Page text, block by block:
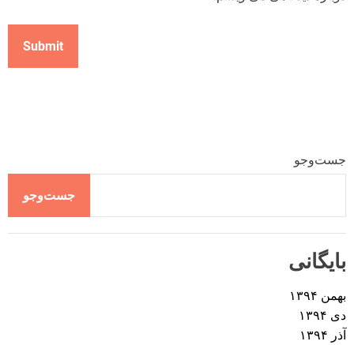
جست‌وجو
جست‌وجو
بایگانی
بهمن ۱۳۹۴
دی ۱۳۹۴
آذر ۱۳۹۴